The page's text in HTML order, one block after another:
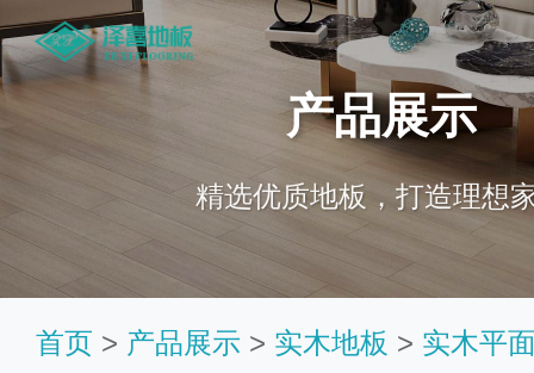
产品展示
精选优质地板，打造理想
首页 > 产品展示 > 实木地板 > 实木平